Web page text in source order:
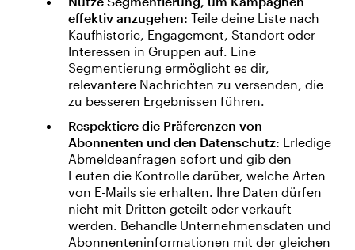
effektiv anzugehen: Teile deine Liste nach
Kaufhistorie, Engagement, Standort oder
Interessen in Gruppen auf. Eine
Segmentierung ermöglicht es dir,
relevantere Nachrichten zu versenden, die
zu besseren Ergebnissen führen.
Respektiere die Präferenzen von
Abonnenten und den Datenschutz: Erledige
Abmeldeanfragen sofort und gib den
Leuten die Kontrolle darüber, welche Arten
von E-Mails sie erhalten. Ihre Daten dürfen
nicht mit Dritten geteilt oder verkauft
werden. Behandle Unternehmensdaten und
Abonnenteninformationen mit der gleichen